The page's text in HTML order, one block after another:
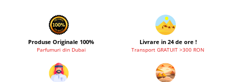
Produse Originale 100%
Parfumuri din Dubai
Livrare in 24 de ore !
Transport GRATUIT >300 RON